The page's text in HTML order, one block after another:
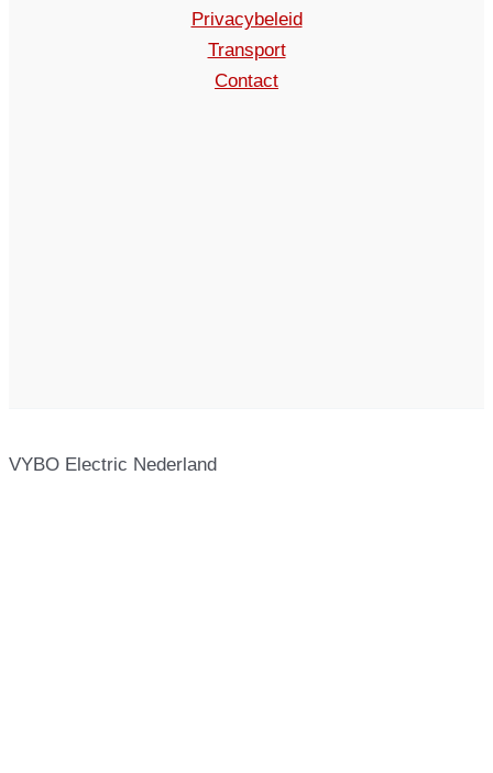
Privacybeleid
Transport
Contact
VYBO Electric Nederland